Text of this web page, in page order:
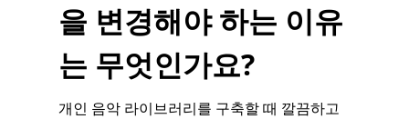
을 변경해야 하는 이유
는 무엇인가요?
개인 음악 라이브러리를 구축할 때 깔끔하고